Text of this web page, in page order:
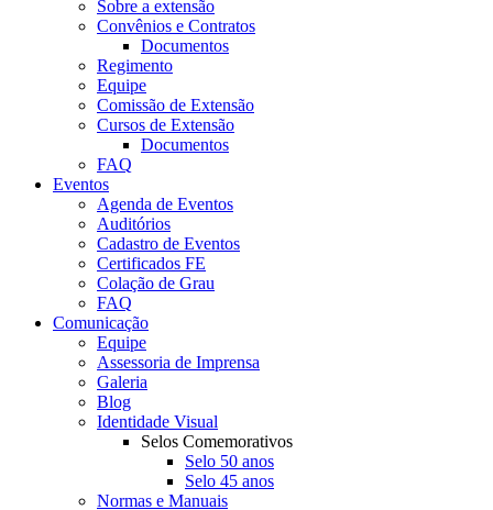
Sobre a extensão
Convênios e Contratos
Documentos
Regimento
Equipe
Comissão de Extensão
Cursos de Extensão
Documentos
FAQ
Eventos
Agenda de Eventos
Auditórios
Cadastro de Eventos
Certificados FE
Colação de Grau
FAQ
Comunicação
Equipe
Assessoria de Imprensa
Galeria
Blog
Identidade Visual
Selos Comemorativos
Selo 50 anos
Selo 45 anos
Normas e Manuais